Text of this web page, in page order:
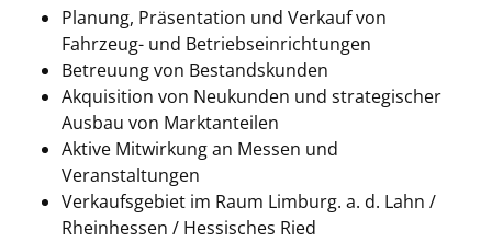
Planung, Präsentation und Verkauf von
Fahrzeug- und Betriebseinrichtungen
Betreuung von Bestandskunden
Akquisition von Neukunden und strategischer
Ausbau von Marktanteilen
Aktive Mitwirkung an Messen und
Veranstaltungen
Verkaufsgebiet im Raum Limburg. a. d. Lahn /
Rheinhessen / Hessisches Ried